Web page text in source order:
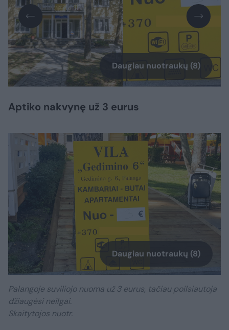
Daugiau nuotraukų (8)
Aptiko nakvynę už 3 eurus
Daugiau nuotraukų (8)
Palangoje suviliojo nuoma už 3 eurus, tačiau poilsiautoja
džiaugėsi neilgai.
Skaitytojos nuotr.